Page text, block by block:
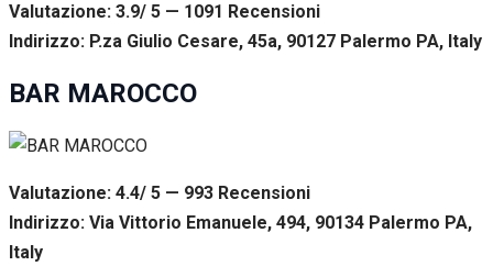
Valutazione: 3.9/ 5 — 1091 Recensioni
Indirizzo: P.za Giulio Cesare, 45a, 90127 Palermo PA, Italy
BAR MAROCCO
Valutazione: 4.4/ 5 — 993 Recensioni
Indirizzo: Via Vittorio Emanuele, 494, 90134 Palermo PA,
Italy